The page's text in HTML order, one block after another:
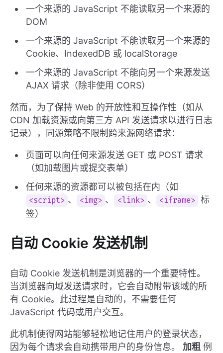
一个来源的 JavaScript 不能读取另一个来源的
DOM
一个来源的 JavaScript 不能读取另一个来源的
Cookie、IndexedDB 或 localStorage
一个来源的 JavaScript 不能向另一个来源发送
AJAX 请求（除非使用 CORS）
然而，为了保持 Web 的开放性和互操作性（如从
CDN 加载资源或向第三方 API 发送请求以进行日志
记录），同源策略不限制跨来源网络请求：
页面可以向任何来源发送 GET 或 POST 请求
（如加载图片或提交表单）
任何来源的资源都可以被包括在内（如
<script> 、 <img> 、 <link> 、 <iframe>
标
签）
自动 Cookie 发送机制
自动 Cookie 发送机制是浏览器的一个重要特性。
当浏览器向域发送请求时，它会自动附带该域的所
有 Cookie。此过程是自动的，不需要任何
JavaScript 代码或用户交互。
此机制使得网站能够轻松地记住用户的登录状态，
因为每个请求会自动携带用户的身份信息。 加粗 例